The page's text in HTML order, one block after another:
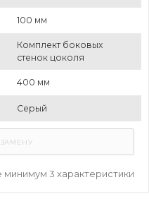
100 мм
Комплект боковых
стенок цоколя
400 мм
Серый
3 характеристики